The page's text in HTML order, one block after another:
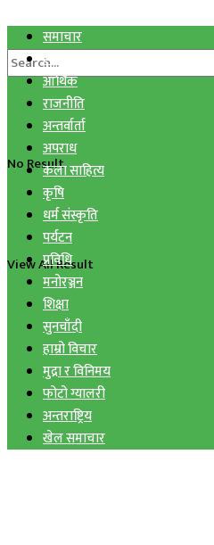
No Result
View All Result
समाचार
स्वास्थ्य
आर्थिक
राजनीति
अन्तर्वार्ता
अपराध
कला साहित्य
कृषि
धर्म संस्कृति
पर्यटन
प्रविधि
मनोरञ्जन
शिक्षा
सुनचाँदी
हाम्रो विचार
मुद्रा र विनिमय
फोटो ग्यालरी
अन्तराष्ट्रिय
खेल समाचार